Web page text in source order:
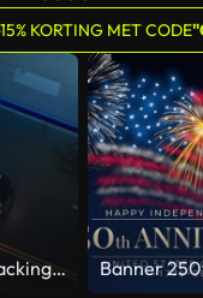
KORTING MET CODE
Overhead Tracking Drone Shot of a Police Car Driving on a City Street with Lights On at Night